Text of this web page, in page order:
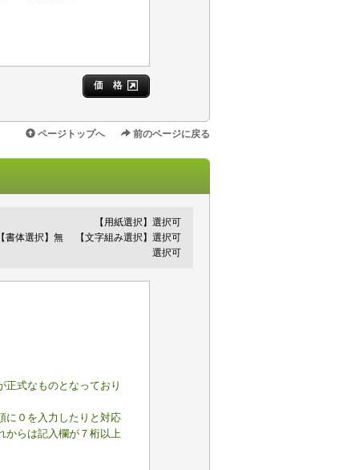
価 格
ページトップへ 前のページに戻る
【用紙選択】選択可
【書体選択】無
【文字組み選択】選択可
選択可
正式なものとなっており
に０を入力したりと対応
からは記入欄が７桁以上